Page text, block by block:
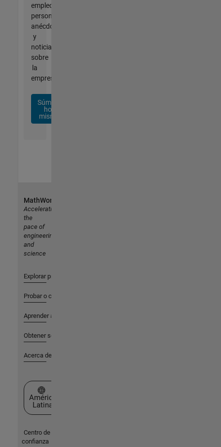
empleo
personalizadas,
anécdotas
y
noticias
sobre
la
empresa.
Súmese
hoy
mismo
MathWorks
Accelerating
the
pace of
engineering
and
science
Explorar productos
Probar o comprar
Aprender a utilizar
Obtener soporte
Acerca de MathWorks
Seleccione un país/idioma
América
Latina
Centro de
confianza